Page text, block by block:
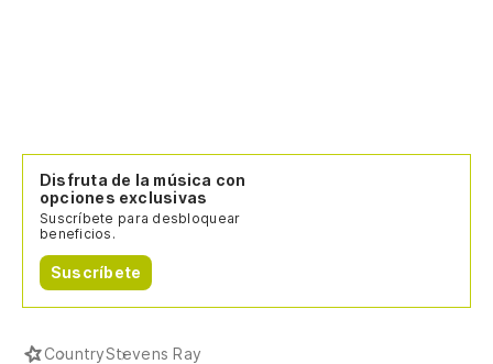
Disfruta de la música con
opciones exclusivas
Suscríbete para desbloquear
beneficios.
Suscríbete
CountryStevens Ray